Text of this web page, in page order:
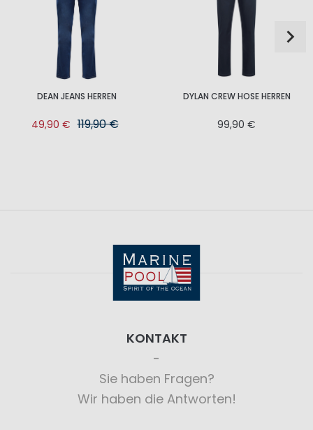
DEAN JEANS HERREN
49,90 € 119,90 €
DYLAN CREW HOSE HERREN
99,90 €
KONTAKT
Sie haben Fragen?
Wir haben die Antworten!